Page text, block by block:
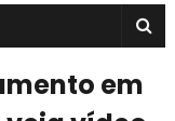
em